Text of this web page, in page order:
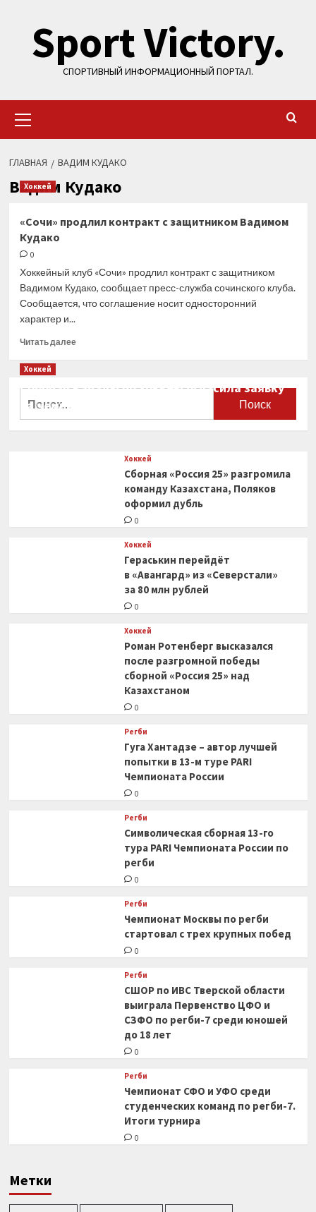
содержимому
Sport Victory.
СПОРТИВНЫЙ ИНФОРМАЦИОННЫЙ ПОРТАЛ.
меню
ГЛАВНАЯ ВАДИМ КУДАКО
Вадим Кудако
Хоккей
«Сочи» продлил контракт с защитником Вадимом
Кудако
0
Хоккейный клуб «Сочи» продлил контракт с защитником
Вадимом Кудако, сообщает пресс-служба сочинского клуба.
Сообщается, что соглашение носит односторонний
характер и...
Читать далееПрочитать
с защитником
Хоккей
Сборная Канады по хоккею огласила заявку
на чемпионат мира
Хоккей
Сборная «Россия 25» разгромила
команду Казахстана, Поляков
оформил дубль
0
Хоккей
Гераськин перейдёт
в «Авангард» из «Северстали»
за 80 млн рублей
0
Хоккей
Роман Ротенберг высказался
после разгромной победы
сборной «Россия 25» над
Казахстаном
0
Регби
Гуга Хантадзе – автор лучшей
попытки в 13-м туре PARI
Чемпионата России
0
Регби
Символическая сборная 13-го
тура PARI Чемпионата России по
регби
0
Регби
Чемпионат Москвы по регби
стартовал с трех крупных побед
0
Регби
СШОР по ИВС Тверской области
выиграла Первенство ЦФО и
СЗФО по регби-7 среди юношей
до 18 лет
0
Регби
Чемпионат СФО и УФО среди
студенческих команд по регби-7.
Итоги турнира
0
Метки